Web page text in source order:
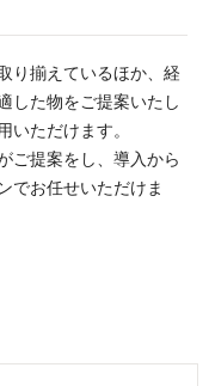
り揃えているほか、経
した物をご提案いたし
ただけます。
ご提案をし、導入から
でお任せいただけま